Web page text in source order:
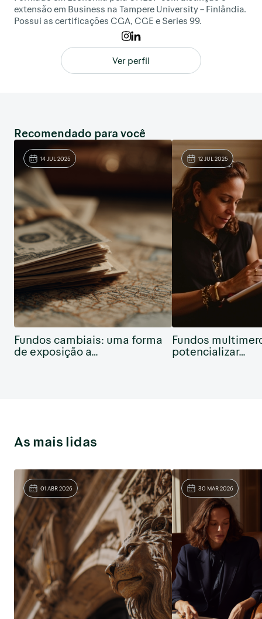
extensão em Business na Tampere University – Finlândia.
Possui as certificações CGA, CGE e Series 99.
Ver perfil
Recomendado para você
14 JUL 2025
Fundos cambiais: uma forma
de exposição a…
12 JUL 2025
Fundos
potencializar…
As mais lidas
01 ABR 2026 30 MAR 2026